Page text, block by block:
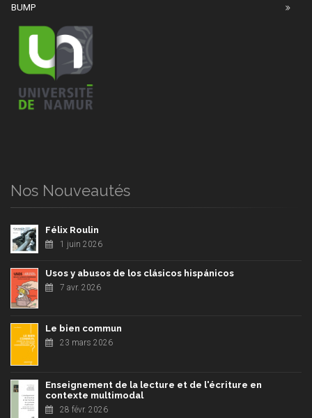
BUMP
Nos Nouveautés
Félix Roulin
1 juin 2026
Usos y abusos de los clásicos hispánicos
7 avr. 2026
Le bien commun
23 mars 2026
Enseignement de la lecture et de l'écriture en
contexte multimodal
28 févr. 2026